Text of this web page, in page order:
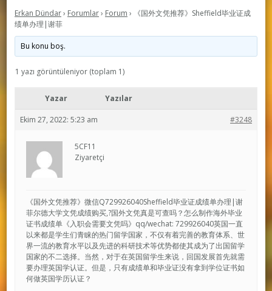
Erkan Dündar› Forumlar› Forum ›
《国外文凭推荐》Sheffield毕业证成
绩单办理|谢菲
Bu konu boş.
1 yazı görüntüleniyor (toplam 1)
Yazar Yazılar
Ekim 27, 2022: 5:23 am #3248
5CF11
Ziyaretçi
《国外文凭推荐》微信Q729926040Sheffield毕业证成绩单办理|谢
菲尔德大学文凭成绩购买,?国外文凭真是可查吗？怎么制作海外毕业
证书成绩单《入职会需要文凭吗》qq/wechat: 729926040英国一直
以来都是学生们青睐的热门留学国家，不仅有着完善的教育体系、世
界一流的教育水平以及先进的科研技术等优势都使其成为了出国留学
国家的不二选择。当然，对于在英国留学生来说，回国发展首先就需
要办理英国学认证。但是，只有成绩单和毕业证没有拿到学位证书如
何做英国学历认证？